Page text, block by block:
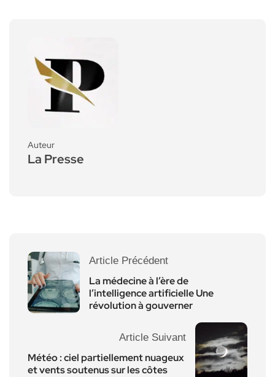
Auteur
La Presse
Article Précédent
La médecine à l’ère de
l’intelligence artificielle Une
révolution à gouverner
Article Suivant
Météo : ciel partiellement nuageux
et vents soutenus sur les côtes